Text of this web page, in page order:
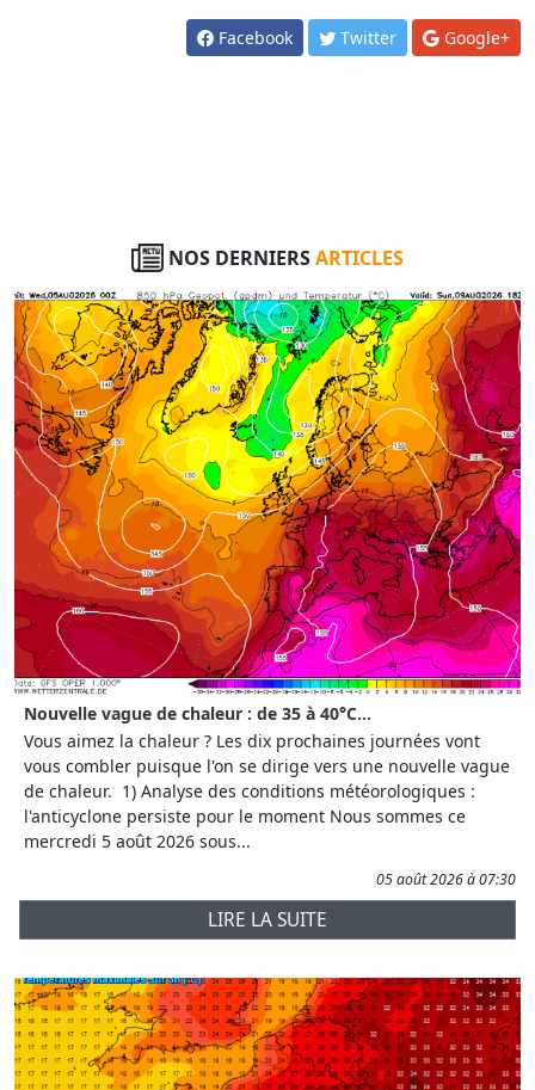
Facebook Twitter Google+
NOS DERNIERSARTICLES
Nouvelle vague de chaleur : de 35 à 40°C...
Vous aimez la chaleur ? Les dix prochaines journées vont
vous combler puisque l'on se dirige vers une nouvelle vague
de chaleur. 1) Analyse des conditions météorologiques :
l'anticyclone persiste pour le moment Nous sommes ce
mercredi 5 août 2026 sous...
05 août 2026 à 07:30
LIRE LA SUITE